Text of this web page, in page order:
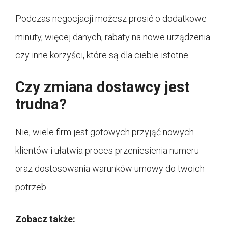
Podczas negocjacji możesz prosić o dodatkowe
minuty, więcej danych, rabaty na nowe urządzenia
czy inne korzyści, które są dla ciebie istotne.
Czy zmiana dostawcy jest
trudna?
Nie, wiele firm jest gotowych przyjąć nowych
klientów i ułatwia proces przeniesienia numeru
oraz dostosowania warunków umowy do twoich
potrzeb.
Zobacz także: